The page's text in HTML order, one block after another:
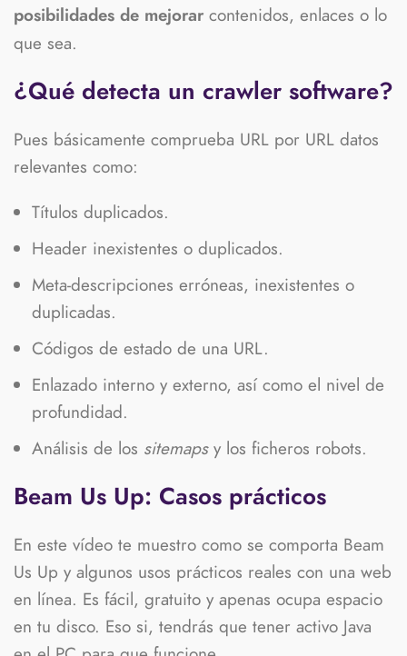
posibilidades de mejorar contenidos, enlaces o lo
que sea.
¿Qué detecta un crawler software?
Pues básicamente comprueba URL por URL datos
relevantes como:
Títulos duplicados.
Header inexistentes o duplicados.
Meta-descripciones erróneas, inexistentes o
duplicadas.
Códigos de estado de una URL.
Enlazado interno y externo, así como el nivel de
profundidad.
Análisis de los sitemapsy los ficheros robots.
Beam Us Up: Casos prácticos
En este vídeo te muestro como se comporta Beam
Us Up y algunos usos prácticos reales con una web
en línea. Es fácil, gratuito y apenas ocupa espacio
en tu disco. Eso si, tendrás que tener activo Java